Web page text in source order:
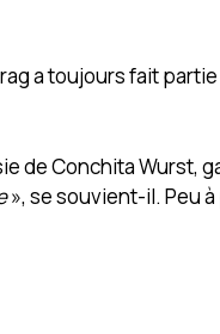
a toujours fait
de Conchita Wurst,
», se souvient-il. Peu à